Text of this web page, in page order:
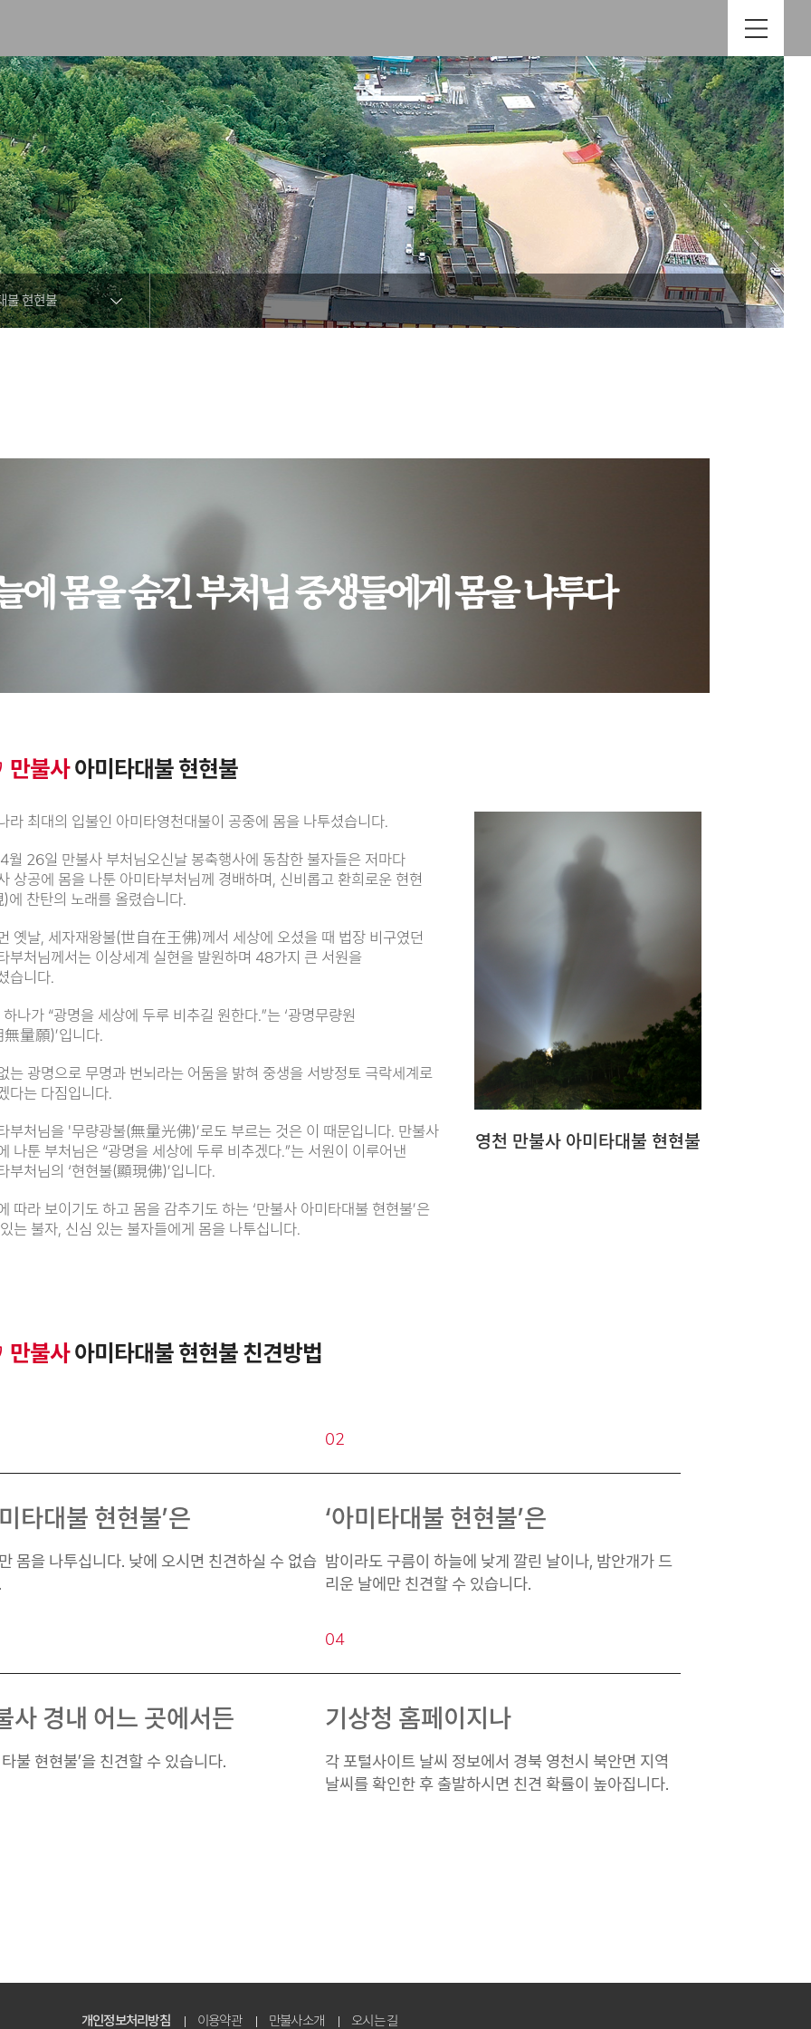
불 현현불
에 몸을 숨긴 부처님 중생들에게 몸을 나투다
만불사아미타대불 현현불
라 최대의 입불인 아미타영천대불이 공중에 몸을 나투셨습니다.
월 26일 만불사 부처님오신날 봉축행사에 동참한 불자들은 저마다
상공에 몸을 나툰 아미타부처님께 경배하며, 신비롭고 환희로운 현현
에 찬탄의 노래를 올렸습니다.
옛날, 세자재왕불(世自在王佛)께서 세상에 오셨을 때 법장 비구였던
부처님께서는 이상세계 실현을 발원하며 48가지 큰 서원을
습니다.
나가 “광명을 세상에 두루 비추길 원한다.”는 ‘광명무량원
量願)’입니다.
는 광명으로 무명과 번뇌라는 어둠을 밝혀 중생을 서방정토 극락세계로
다는 다짐입니다.
부처님을 '무량광불(無量光佛)’로도 부르는 것은 이 때문입니다. 만불사
나툰 부처님은 “광명을 세상에 두루 비추겠다.”는 서원이 이루어낸
부처님의 ‘현현불(顯現佛)’입니다.
따라 보이기도 하고 몸을 감추기도 하는 ‘만불사 아미타대불 현현불’은
는 불자, 신심 있는 불자들에게 몸을 나투십니다.
영천 만불사 아미타대불 현현불
만불사아미타대불 현현불 친견방법
타대불 현현불’은
몸을 나투십니다. 낮에 오시면 친견하실 수 없습
02
‘아미타대불 현현불’은
밤이라도 구름이 하늘에 낮게 깔린 날이나, 밤안개가 드
리운 날에만 친견할 수 있습니다.
사 경내 어느 곳에서든
타불 현현불’을 친견할 수 있습니다.
04
기상청 홈페이지나
각 포털사이트 날씨 정보에서 경북 영천시 북안면 지역
날씨를 확인한 후 출발하시면 친견 확률이 높아집니다.
개인정보처리방침 이용약관 만불사소개 오시는 길